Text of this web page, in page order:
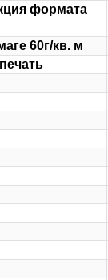
формата
60г/кв. м